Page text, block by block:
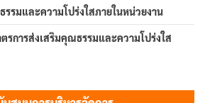
รรมและความโปร่งใสภายในหน่วยงาน
รการส่งเสริมคุณธรรมและความโปร่งใส